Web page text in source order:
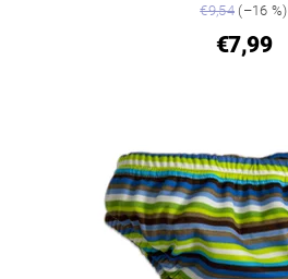
€9,54 (–16 %)
€7,99